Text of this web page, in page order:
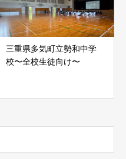
三重県多気町立勢和中学
校〜全校生徒向け〜